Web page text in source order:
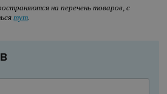
на перечень товаров, с
тут.